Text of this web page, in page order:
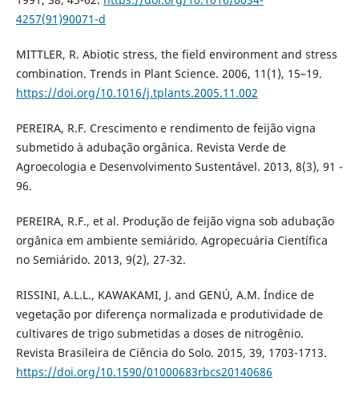
4257(91)90071-d
MITTLER, R. Abiotic stress, the field environment and stress
combination. Trends in Plant Science. 2006, 11(1), 15–19.
https://doi.org/10.1016/j.tplants.2005.11.002
PEREIRA, R.F. Crescimento e rendimento de feijão vigna
submetido à adubação orgânica. Revista Verde de
Agroecologia e Desenvolvimento Sustentável. 2013, 8(3), 91 -
96.
PEREIRA, R.F., et al. Produção de feijão vigna sob adubação
orgânica em ambiente semiárido. Agropecuária Científica
no Semiárido. 2013, 9(2), 27-32.
RISSINI, A.L.L., KAWAKAMI, J. and GENÚ, A.M. Índice de
vegetação por diferença normalizada e produtividade de
cultivares de trigo submetidas a doses de nitrogênio.
Revista Brasileira de Ciência do Solo. 2015, 39, 1703-1713.
https://doi.org/10.1590/01000683rbcs20140686